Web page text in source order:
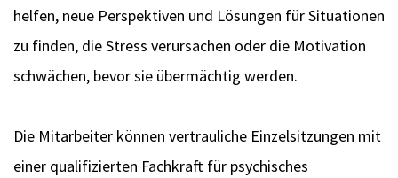
helfen, neue Perspektiven und Lösungen für Situationen
zu finden, die Stress verursachen oder die Motivation
schwächen, bevor sie übermächtig werden.
Die Mitarbeiter können vertrauliche Einzelsitzungen mit
einer qualifizierten Fachkraft für psychisches